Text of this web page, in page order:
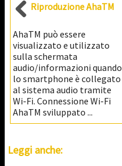
Riproduzione AhaTM
AhaTM può essere
visualizzato e utilizzato
sulla schermata
audio/informazioni quando
lo smartphone è collegato
al sistema audio tramite
Wi-Fi. Connessione Wi-Fi
AhaTM sviluppato ...
Leggi anche: